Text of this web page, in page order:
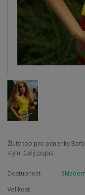
Žlutý top pro panenky
stylu. Celý popis
Dostupnost
Skladem
Velikost